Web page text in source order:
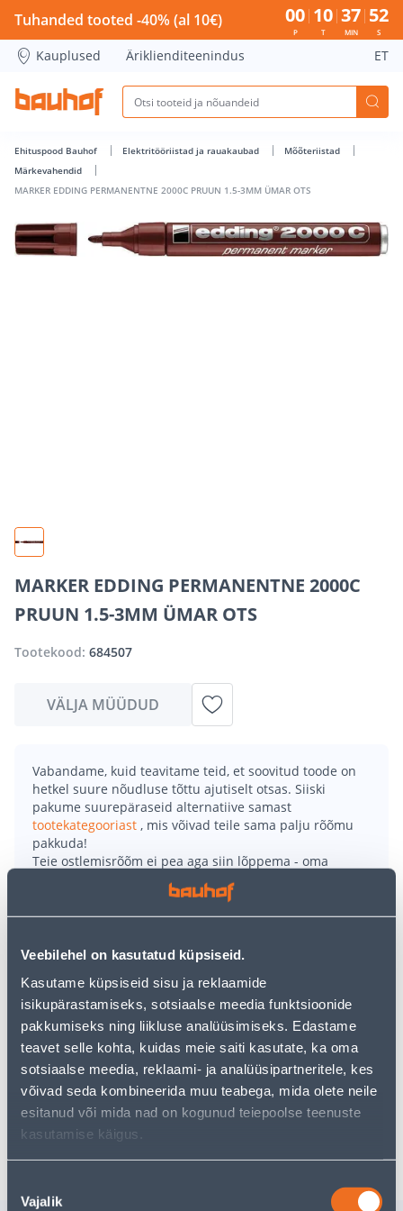
Veebilehel on kasutatud küpsiseid.
Kasutame küpsiseid sisu ja reklaamide
isikupärastamiseks, sotsiaalse meedia funktsioonide
pakkumiseks ning liikluse analüüsimiseks. Edastame
teavet selle kohta, kuidas meie saiti kasutate, ka oma
sotsiaalse meedia, reklaami- ja analüüsipartneritele, kes
võivad seda kombineerida muu teabega, mida olete neile
esitanud või mida nad on kogunud teiepoolse teenuste
kasutamise käigus.
valik
Vajalik
MARKER EDDING PERMANENTNE 2000C PRUUN 1.5-3MM
Tuhanded tooted -40% (al 10€) 00
P
10
T
37
MIN
52
S
Kauplused Äriklienditeenindus ET
Ehituspood Bauhof Elektritööriistad ja rauakaubad
Mõõteriistad
Märkevahendid
MARKER EDDING PERMANENTNE 2000C PRUUN 1.5-3MM ÜMAR OTS
MARKER EDDING PERMANENTNE 2000C
PRUUN 1.5-3MM ÜMAR OTS
Tootekood: 684507
VÄLJA MÜÜDUD
Vabandame, kuid teavitame teid, et soovitud toode on
hetkel suure nõudluse tõttu ajutiselt otsas. Siiski
pakume suurepäraseid alternatiive samast
tootekategooriast , mis võivad teile sama palju rõõmu
pakkuda!
Teie ostlemisrõõm ei pea aga siin lõppema - oma
uurimistööd saate jätkata, naastes
kasutades meie võimsat otsingufunktsiooni, et leida
veelgi meelepärasemad valikuid. Head ostlemist!
materjalidel, sh metall, plastik ja klaas.
• Valguskindel, kulumiskindel ja kiiresti kuivav.
• Ümara otsaga ja joone laius 1,5-3 mm.
• Pruuni värvi.
• 14-päevane tagastusõigus.
Tarne pole võimalik